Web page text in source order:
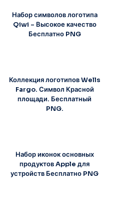
Набор символов логотипа
Qiwi – Высокое качество
Бесплатно PNG
Коллекция логотипов Wells
Fargo. Символ Красной
площади. Бесплатный
PNG.
Набор иконок основных
продуктов Apple для
устройств Бесплатно PNG